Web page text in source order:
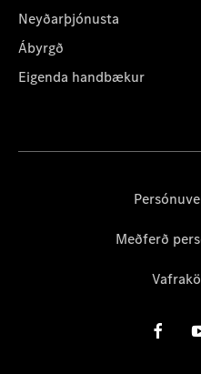
Neyðarþjónusta
Ábyrgð
Eigenda handbækur
Meðferð